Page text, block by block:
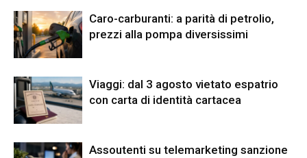
Caro-carburanti: a parità di petrolio,
prezzi alla pompa diversissimi
Viaggi: dal 3 agosto vietato espatrio
con carta di identità cartacea
Assoutenti su telemarketing sanzione